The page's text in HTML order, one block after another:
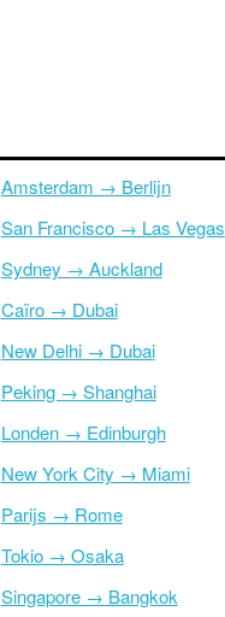
Amsterdam → Berlijn
San Francisco → Las Vegas
Sydney → Auckland
Caïro → Dubai
New Delhi → Dubai
Peking → Shanghai
Londen → Edinburgh
New York City → Miami
Parijs → Rome
Tokio → Osaka
Singapore → Bangkok